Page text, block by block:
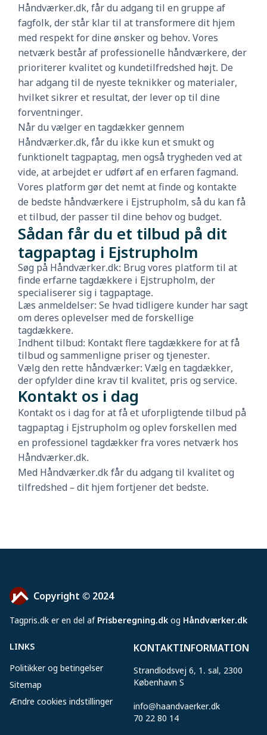
Håndværker.dk, får du adgang til en gruppe af
fagfolk, der står klar til at transformere dit hjem
med respekt for dine ønsker og behov. Vores
netværk består af professionelle håndværkere, der
prioriterer kvalitet og kundetilfredshed højt. De
har adgang til de nyeste teknikker og materialer,
hvilket sikrer et resultat, der lever op til dine
forventninger.
Når du vælger en tagdækker gennem
Håndværker.dk, får du ikke kun et smukt og
funktionelt tagpaptag, men også trygheden ved at
vide, at arbejdet er udført af en erfaren fagmand.
Vores platform gør det nemt at finde og kontakte
de bedste håndværkere i Ejstrupholm, så du kan få
et tilbud, der passer til dine behov og budget.
Sådan får du et tilbud på dit
tagpaptag i Ejstrupholm
Søg på Håndværker.dk: Brug vores platform til at
finde erfarne tagdækkere i Ejstrupholm, der
specialiserer sig i tagpaptage.
Læs anmeldelser: Se hvad tidligere kunder har sagt
om deres oplevelser med de forskellige
tagdækkere.
Indhent tilbud: Kontakt flere tagdækkere for at få
tilbud og sammenligne priser og tjenester.
Vælg den rette håndværker: Vælg en tagdækker,
der opfylder dine krav til kvalitet, pris og service.
Kontakt os i dag
Kontakt os i dag for at få et uforpligtende tilbud på
tagpaptag i Ejstrupholm og oplev forskellen med
en professionel tagdækker fra vores netværk hos
Håndværker.dk.
Med Håndværker.dk får du adgang til kvalitet og
tilfredshed – dit hjem fortjener det bedste.
Copyright © 2024
Tagpris.dk er en del af Prisberegning.dk og Håndværker.dk
LINKS
Politikker og betingelser
Sitemap
Ændre cookies indstillinger
KONTAKTINFORMATION
Strandlodsvej 6, 1. sal, 2300
København S
info@haandvaerker.dk
70 22 80 14